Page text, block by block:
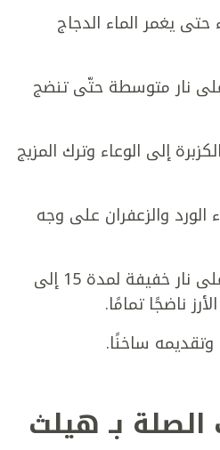
يغمر الماء الدجاج
نار متوسطة حتّى تنضج
إلى الوعاء وترك المزيج
والزعفران على وجه
9. تغطية الوعاء وتركه على نار خفيفة لمدة 15 إلى
بـ هيلث